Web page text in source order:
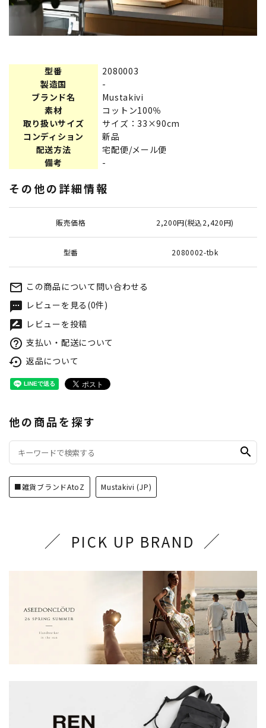
型番
2080003
製造国
-
ブランド名
Mustakivi
素材
コットン100％
取り扱いサイズ
サイズ：33×90cm
コンディション
新品
配送方法
宅配便/メール便
備考
-
その他の詳細情報
販売価格 2,200円(税込2,420円)
型番 2080002-tbk
mail_outline この商品について問い合わせる
textsms レビューを見る(0件)
rate_review レビューを投稿
help_outline 支払い・配送について
settings_backup_restore 返品について
他の商品を探す
search
■雑貨ブランドAtoZ Mustakivi (JP)
PICK UP BRAND